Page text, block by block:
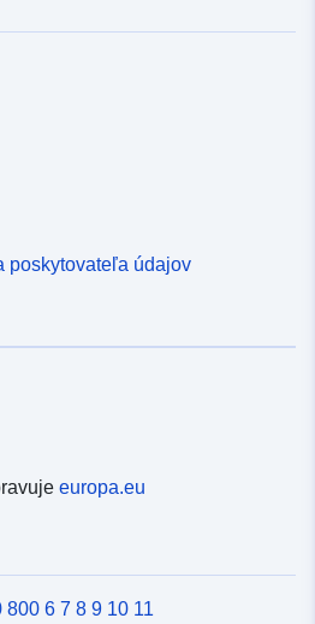
poskytovateľa údajov
europa.eu
800 6 7 8 9 10 11